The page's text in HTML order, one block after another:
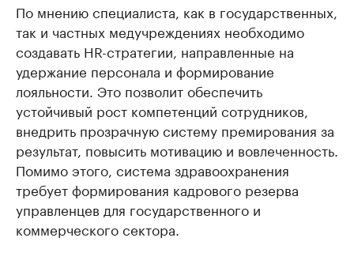
По мнению специалиста, как в государственных,
так и частных медучреждениях необходимо
создавать HR-стратегии, направленные на
удержание персонала и формирование
лояльности. Это позволит обеспечить
устойчивый рост компетенций сотрудников,
внедрить прозрачную систему премирования за
результат, повысить мотивацию и вовлеченность.
Помимо этого, система здравоохранения
требует формирования кадрового резерва
управленцев для государственного и
коммерческого сектора.